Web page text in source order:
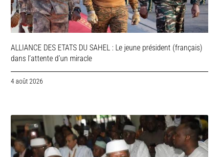
ALLIANCE DES ETATS DU SAHEL : Le jeune président (français)
dans l’attente d’un miracle
4 août 2026